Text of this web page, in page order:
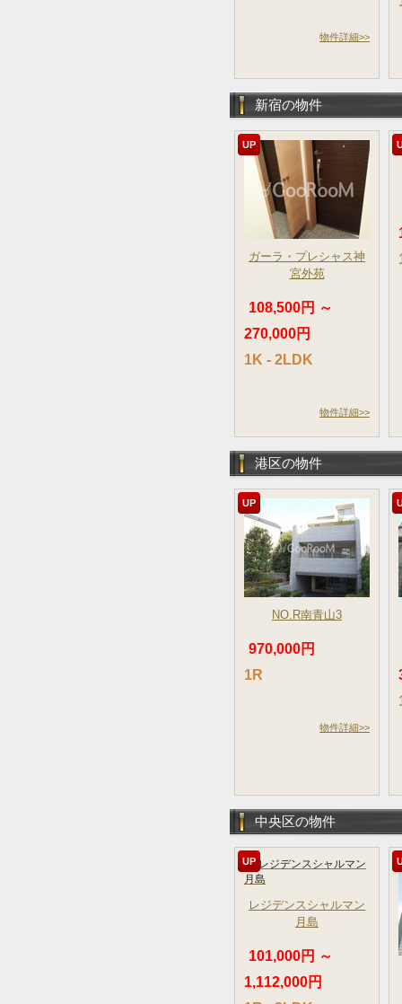
物件詳細>>
新宿の物件
UP
ガーラ・プレシャス神
宮外苑
108,500円 ～
270,000円
1K - 2LDK
物件詳細>>
港区の物件
UP
NO.R南青山3
970,000円
1R
物件詳細>>
中央区の物件
UP
レジデンスシャルマン
月島
101,000円 ～
1,112,000円